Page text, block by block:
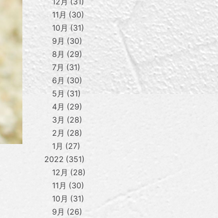
11月
30
10月
31
9月
30
8月
29
7月
31
6月
30
5月
31
4月
29
3月
28
2月
28
1月
27
2022 351
12月
28
11月
30
10月
31
9月
26